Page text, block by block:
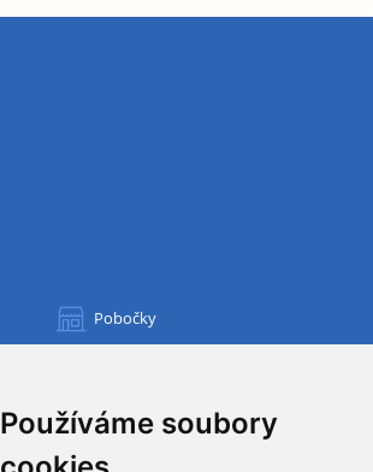
Používáme soubory
Pobočky
OTVÍRACÍ DOBA